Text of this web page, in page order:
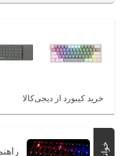
کیبورد ممبران برای
جمع‌بندی
خرید کیبورد از دیجی‌کالا